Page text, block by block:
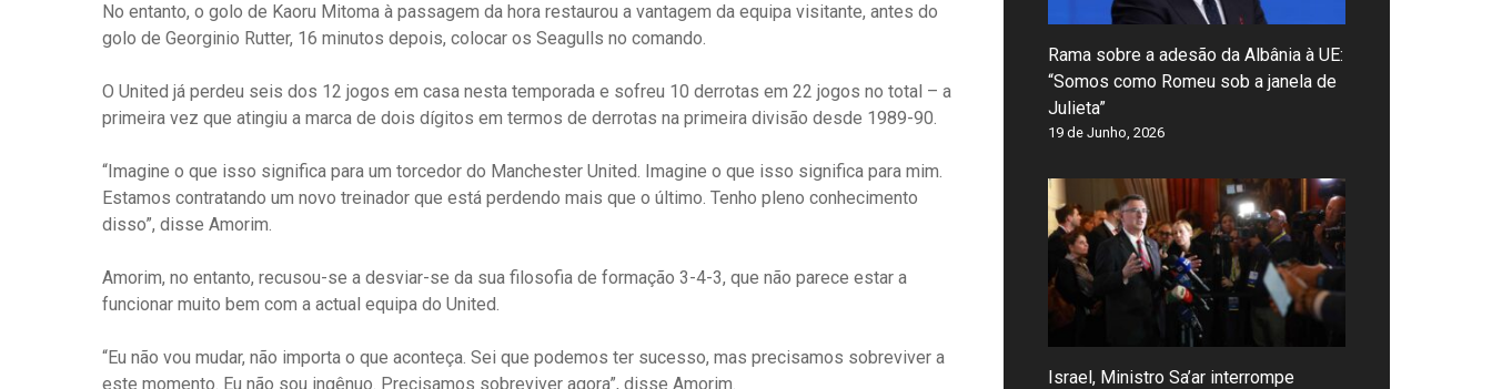
No entanto, o golo de Kaoru Mitoma à passagem da hora restaurou a vantagem da equipa visitante, antes do
golo de Georginio Rutter, 16 minutos depois, colocar os Seagulls no comando.
O United já perdeu seis dos 12 jogos em casa nesta temporada e sofreu 10 derrotas em 22 jogos no total – a
primeira vez que atingiu a marca de dois dígitos em termos de derrotas na primeira divisão desde 1989-90.
“Imagine o que isso significa para um torcedor do Manchester United. Imagine o que isso significa para mim.
Estamos contratando um novo treinador que está perdendo mais que o último. Tenho pleno conhecimento
disso”, disse Amorim.
Amorim, no entanto, recusou-se a desviar-se da sua filosofia de formação 3-4-3, que não parece estar a
funcionar muito bem com a actual equipa do United.
“Eu não vou mudar, não importa o que aconteça. Sei que podemos ter sucesso, mas precisamos sobreviver a
este momento. Eu não sou ingênuo. Precisamos sobreviver agora”, disse Amorim.
Rama sobre a adesão da Albânia à UE:
“Somos como Romeu sob a janela de
Julieta”
19 de Junho, 2026
Israel, Ministro Sa’ar interrompe